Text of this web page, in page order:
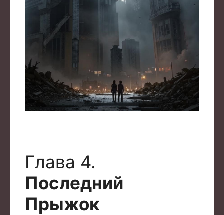
Глава 4.
Последний
Прыжок